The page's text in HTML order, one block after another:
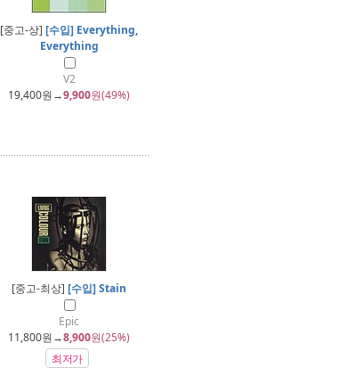
[중고-상] [수입] Everything,
Everything
V2
19,400원→9,900원(49%)
[중고-최상] [수입] Stain
Epic
11,800원→8,900원(25%)
최저가